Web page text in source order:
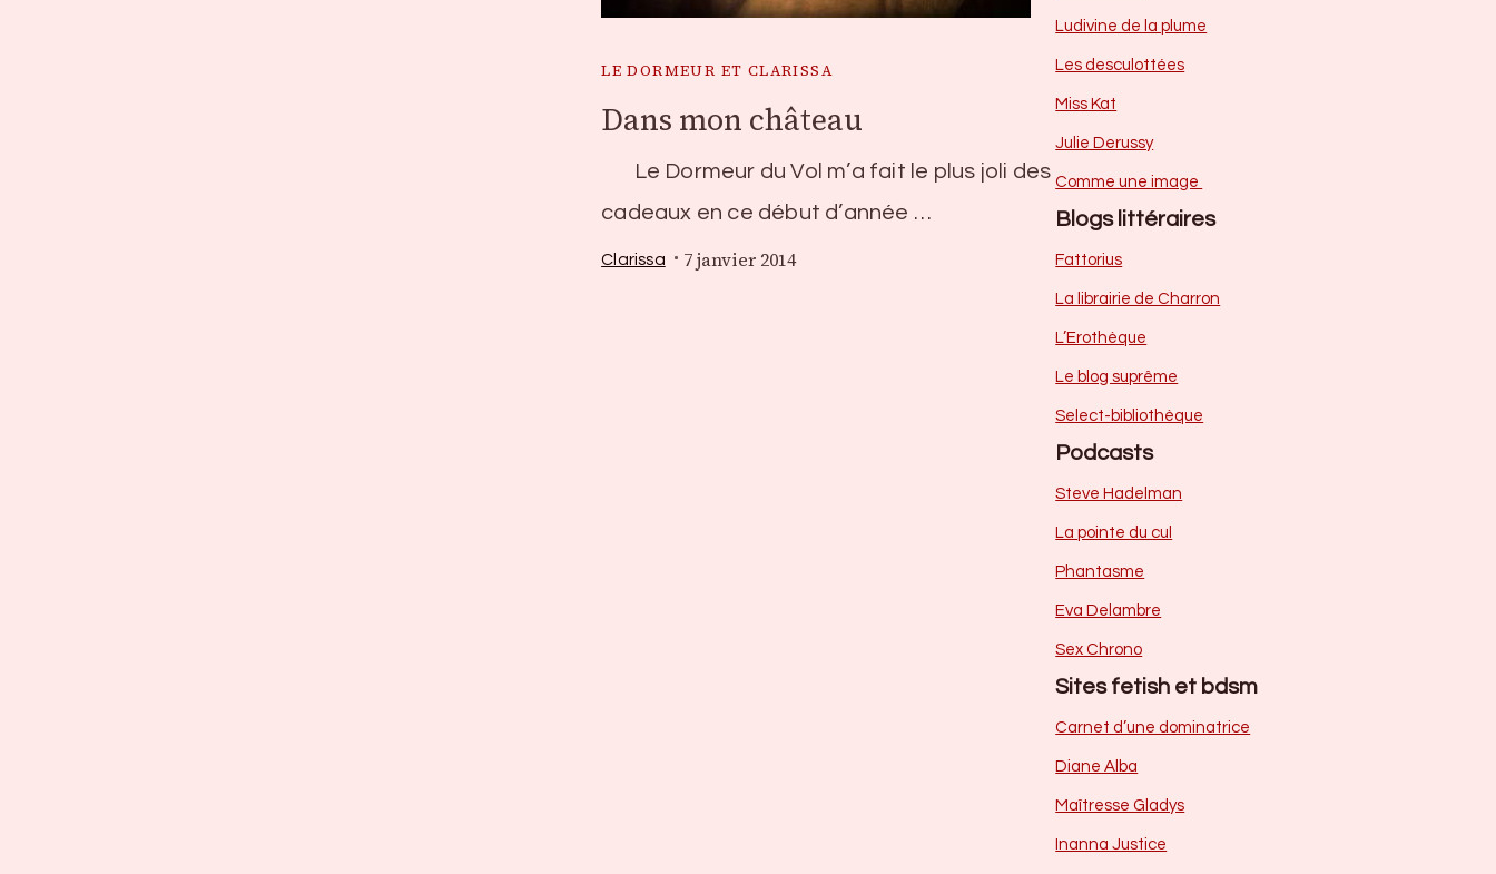
LE DORMEUR ET CLARISSA
Dans mon château
Le Dormeur du Vol m’a fait le plus joli des
cadeaux en ce début d’année …
Clarissa 7 janvier 2014
Ludivine de la plume
Les desculottées
Miss Kat
Julie Derussy
Comme une image
Blogs littéraires
Fattorius
La librairie de Charron
L’Erothèque
Le blog suprême
Select-bibliothèque
Podcasts
Steve Hadelman
La pointe du cul
Phantasme
Eva Delambre
Sex Chrono
Sites fetish et bdsm
Carnet d’une dominatrice
Diane Alba
Maîtresse Gladys
Inanna Justice